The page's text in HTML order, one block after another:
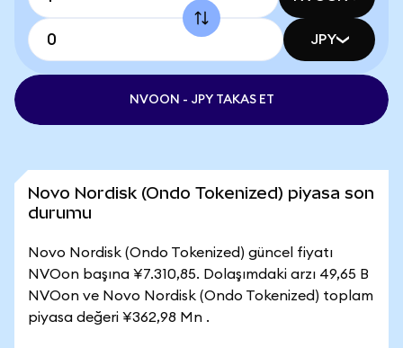
JPY
NVOON - JPY TAKAS ET
Novo Nordisk (Ondo Tokenized) piyasa son
durumu
Novo Nordisk (Ondo Tokenized) güncel fiyatı
NVOon başına ¥7.310,85. Dolaşımdaki arzı 49,65 B
NVOon ve Novo Nordisk (Ondo Tokenized) toplam
piyasa değeri ¥362,98 Mn .